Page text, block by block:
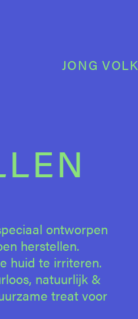
JONG VOLK
ontworpen
herstellen.
huid te irriteren.
natuurlijk &
treat voor